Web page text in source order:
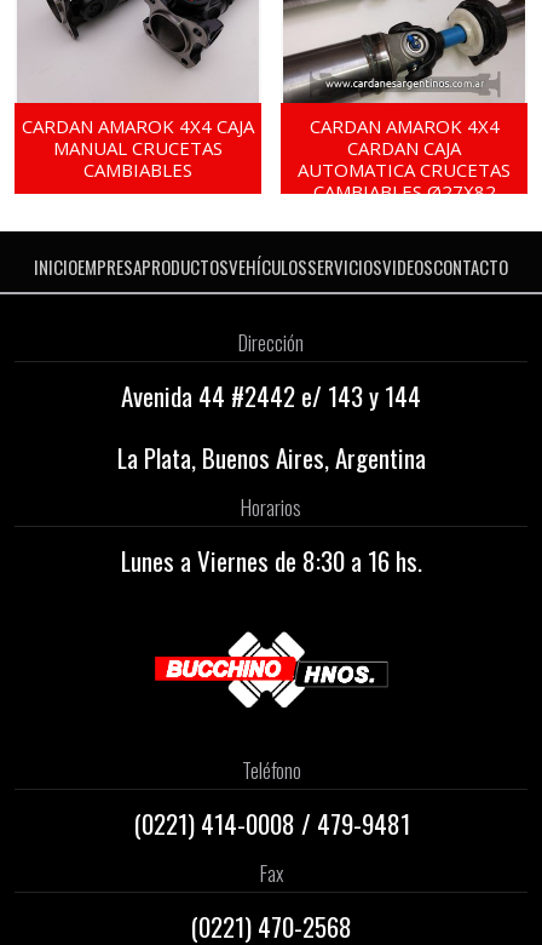
CARDAN AMAROK 4X4 CAJA
MANUAL CRUCETAS
CAMBIABLES
CARDAN AMAROK 4X4
CARDAN CAJA
AUTOMATICA CRUCETAS
CAMBIABLES Ø27X82
INICIOEMPRESAPRODUCTOSVEHÍCULOSSERVICIOSVIDEOSCONTACTO
Dirección
Avenida 44 #2442 e/ 143 y 144
La Plata, Buenos Aires, Argentina
Horarios
Lunes a Viernes de 8:30 a 16 hs.
Teléfono
(0221)414-0008 / 479-9481
Fax
(0221) 470-2568